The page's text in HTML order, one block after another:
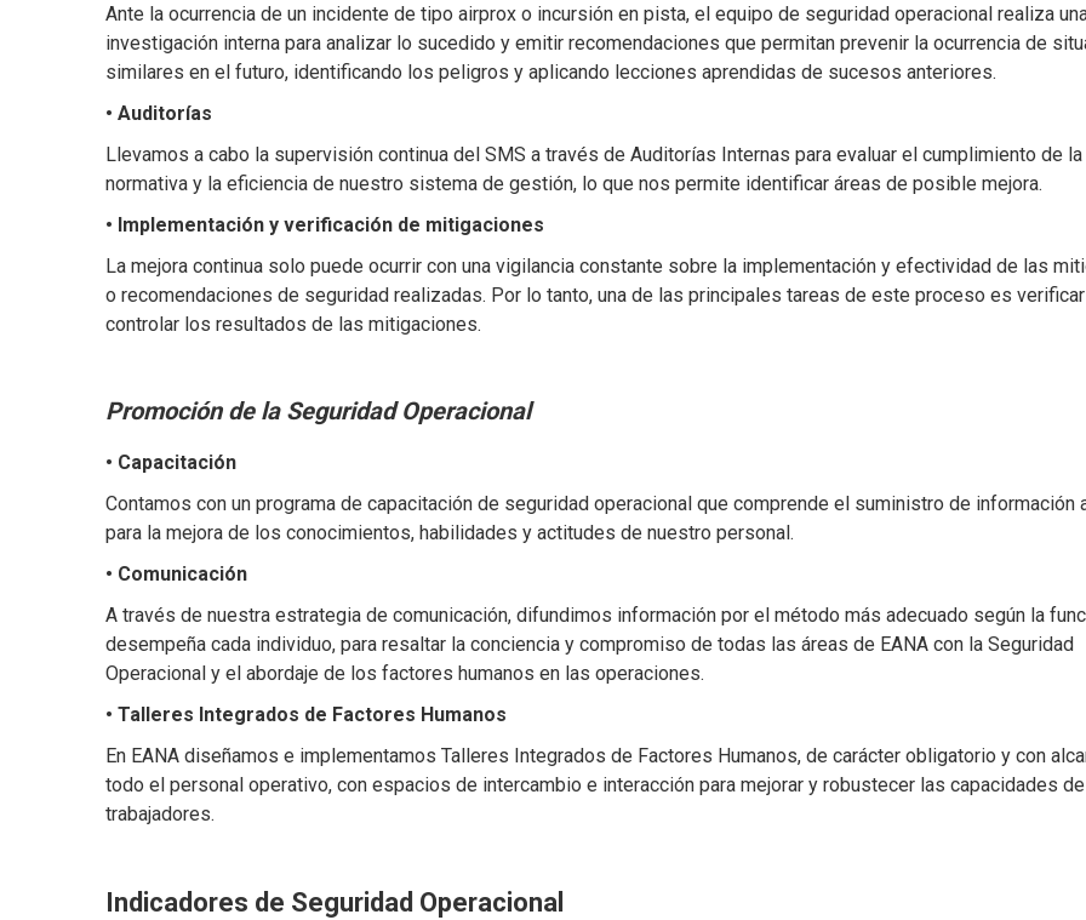
Ante la ocurrencia de un incidente de tipo airprox o incursión en pista, el equipo de seguridad operacional realiza
investigación interna para analizar lo sucedido y emitir recomendaciones que permitan prevenir la ocurrencia de
similares en el futuro, identificando los peligros y aplicando lecciones aprendidas de sucesos anteriores.
• Auditorías
Llevamos a cabo la supervisión continua del SMS a través de Auditorías Internas para evaluar el cumplimiento de la
normativa y la eficiencia de nuestro sistema de gestión, lo que nos permite identificar áreas de posible mejora.
• Implementación y verificación de mitigaciones
La mejora continua solo puede ocurrir con una vigilancia constante sobre la implementación y efectividad de las
o recomendaciones de seguridad realizadas. Por lo tanto, una de las principales tareas de este proceso es
controlar los resultados de las mitigaciones.
Promoción de la Seguridad Operacional
• Capacitación
Contamos con un programa de capacitación de seguridad operacional que comprende el suministro de información
para la mejora de los conocimientos, habilidades y actitudes de nuestro personal.
• Comunicación
A través de nuestra estrategia de comunicación, difundimos información por el método más adecuado según la
desempeña cada individuo, para resaltar la conciencia y compromiso de todas las áreas de EANA con la Seguridad
Operacional y el abordaje de los factores humanos en las operaciones.
• Talleres Integrados de Factores Humanos
En EANA diseñamos e implementamos Talleres Integrados de Factores Humanos, de carácter obligatorio y con
todo el personal operativo, con espacios de intercambio e interacción para mejorar y robustecer las capacidades
trabajadores.
Indicadores de Seguridad Operacional